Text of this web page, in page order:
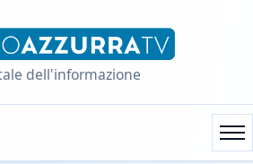
dell'informazione